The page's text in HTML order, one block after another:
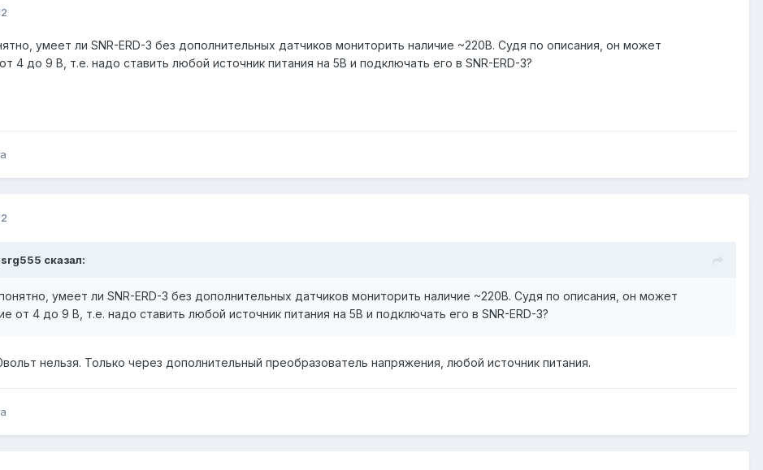
умеет ли SNR-ERD-3 без дополнительных датчиков мониторить наличие ~220В. Судя по описания, он может
4 до 9 В, т.е. надо ставить любой источник питания на 5В и подключать его в SNR-ERD-3?
сказал:
умеет ли SNR-ERD-3 без дополнительных датчиков мониторить наличие ~220В. Судя по описания, он может
от 4 до 9 В, т.е. надо ставить любой источник питания на 5В и подключать его в SNR-ERD-3?
нельзя. Только через дополнительный преобразователь напряжения, любой источник питания.